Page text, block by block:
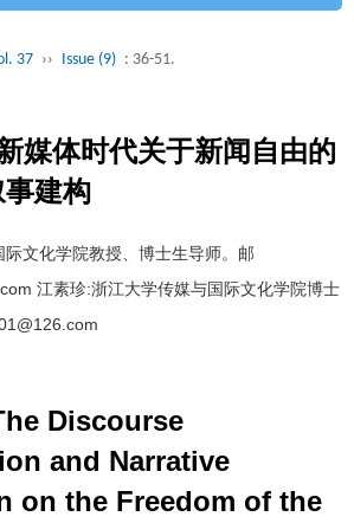
37 ›› Issue (9) : 36-51.
媒体时代关于新闻自由的
建构
文化学院教授、博士生导师。邮
江素珍:浙江大学传媒与国际文化学院博士
Discourse
and Narrative
on the Freedom of the